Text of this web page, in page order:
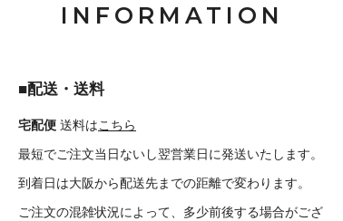
INFORMATION
■配送・送料
宅配便 送料はこちら
最短でご注文当日ないし翌営業日に発送いたします。
到着日は大阪から配送先までの距離で変わります。
ご注文の混雑状況によって、多少前後する場合がござ